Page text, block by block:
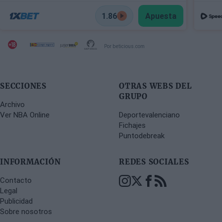
1.86 Apuesta
Por beticious.com
SECCIONES
Archivo
Ver NBA Online
OTRAS WEBS DEL
GRUPO
Deportevalenciano
Fichajes
Puntodebreak
INFORMACIÓN
Contacto
Legal
Publicidad
Sobre nosotros
REDES SOCIALES